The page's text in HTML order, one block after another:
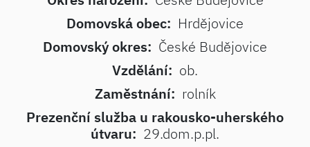
Domovská obec: Hrdějovice
Domovský okres: České Budějovice
Vzdělání: ob.
Zaměstnání: rolník
Prezenční služba u rakousko-uherského
útvaru: 29.dom.p.pl.